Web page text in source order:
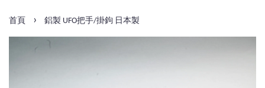
首頁 › 鋁製 UFO把手/掛鉤 日本製